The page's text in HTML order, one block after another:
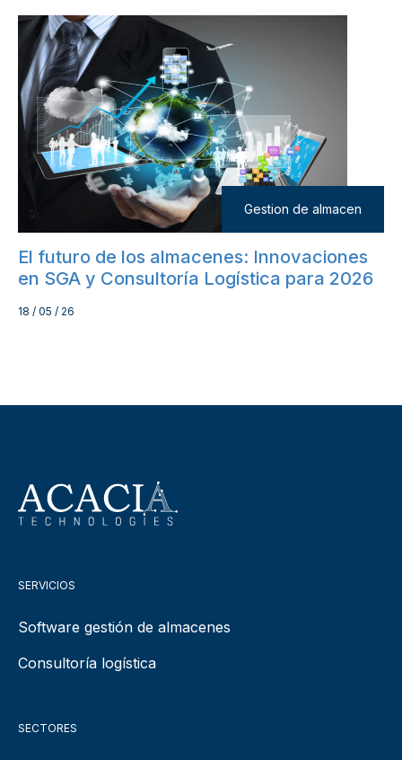
Gestion de almacen
El futuro de los almacenes: Innovaciones
en SGA y Consultoría Logística para 2026
18 / 05 / 26
SERVICIOS
Software gestión de almacenes
Consultoría logística
SECTORES